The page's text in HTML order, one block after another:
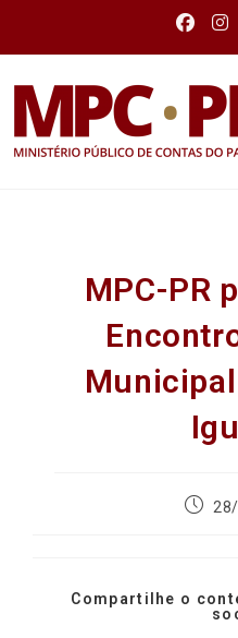
MPC-PR
Compartilhe o